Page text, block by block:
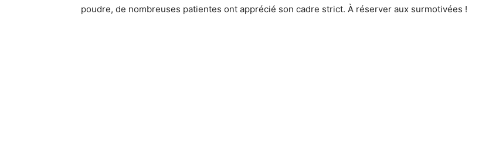
poudre, de nombreuses patientes ont apprécié son cadre strict. À réserver aux surmotivées !